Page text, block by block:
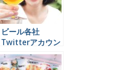
ビール各社
Twitterアカウン
ト比較